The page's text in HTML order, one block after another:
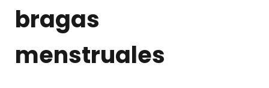
bragas
menstruales